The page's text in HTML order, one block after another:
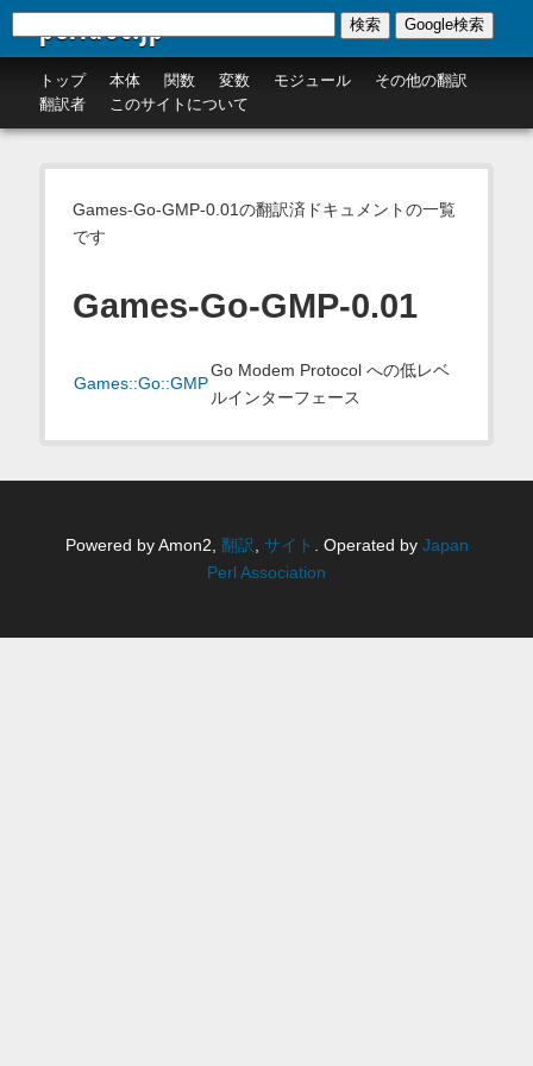
perldoc.jp
トップ 本体 関数 変数 モジュール
その他の翻訳
翻訳者
このサイトについて
検索 Google検索
Games-Go-GMP-0.01の翻訳済ドキュメントの一覧
です
Games-Go-GMP-0.01
Games::Go::GMP
Go Modem Protocol への低レベ
ルインターフェース
Powered by Amon2, 翻訳 サイト . Operated by Japan
Perl Association